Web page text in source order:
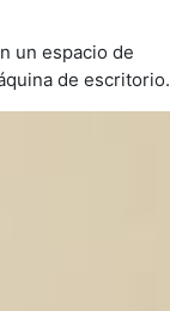
un espacio de
de escritorio.